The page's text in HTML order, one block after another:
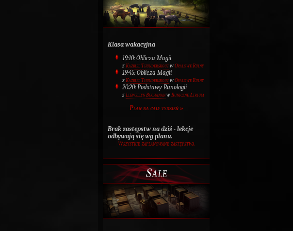
Klasa wakacyjna
19:10: Oblicza Magii
zKazbiel ThundershoutwOpalowe Ruiny
19:45: Oblicza Magii
zKazbiel ThundershoutwOpalowe Ruiny
20:20: Podstawy Runologii
zLlewellyn BuchananwRuniczne Atrium
Plan na cały tydzień »
Brak zastępstw na dziś - lekcje
odbywają się wg planu.
Wszystkie zaplanowane zastępstwa
Sale